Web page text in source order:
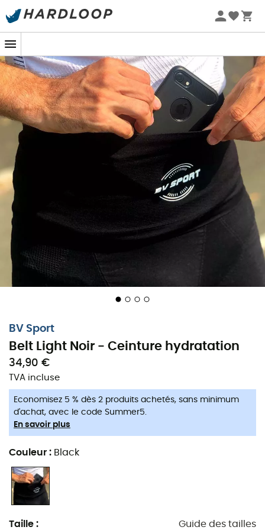
Promos d'été 🔥 -5 % EXTRA dès 2 produits* code Summer5
-5% Extra - Code Summer5
BV Sport
Belt Light Noir - Ceinture hydratation
34,90 €
TVA incluse
Economisez 5 % dès 2 produits achetés, sans minimum
d'achat, avec le code Summer5.
En savoir plus
Couleur : Black
Taille : Guide des tailles
Pour courir léger !
NoirdeBV Sport ceinture d'hydratationparfaite.